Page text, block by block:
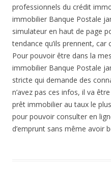
professionnels du crédit
immobilier Banque Postale
simulateur en haut de page
tendance qu’ils prennent,
Pour pouvoir être dans la
immobilier Banque Postale
stricte qui demande des
n’avez pas ces infos, il va
prêt immobilier au taux le
pour pouvoir consulter en
d’emprunt sans même avoir